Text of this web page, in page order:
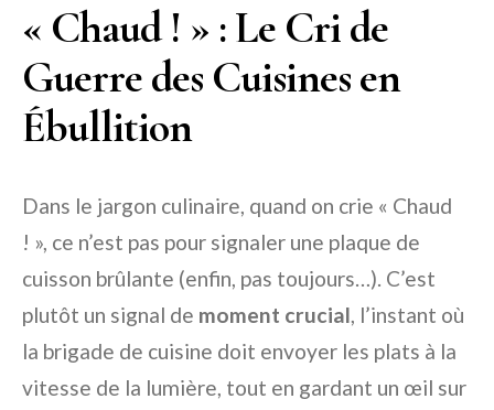
« Chaud ! » : Le Cri de
Guerre des Cuisines en
Ébullition
Dans le jargon culinaire, quand on crie « Chaud
! », ce n’est pas pour signaler une plaque de
cuisson brûlante (enfin, pas toujours…). C’est
plutôt un signal de moment crucial, l’instant où
la brigade de cuisine doit envoyer les plats à la
vitesse de la lumière, tout en gardant un œil sur